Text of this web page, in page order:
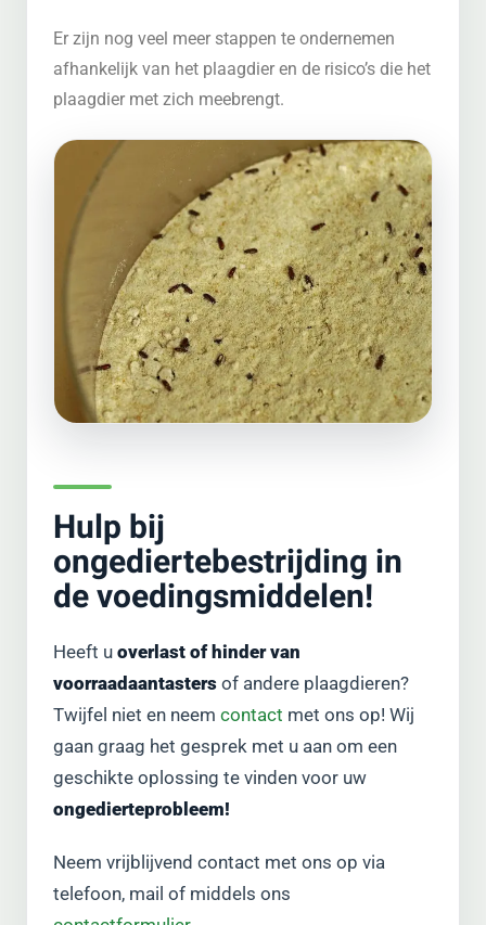
Er zijn nog veel meer stappen te ondernemen
afhankelijk van het plaagdier en de risico’s die het
plaagdier met zich meebrengt.
Hulp bij
ongediertebestrijding in
de voedingsmiddelen!
Heeft u overlast of hinder van
voorraadaantasters of andere plaagdieren?
Twijfel niet en neem contact met ons op! Wij
gaan graag het gesprek met u aan om een
geschikte oplossing te vinden voor uw
ongedierteprobleem!
Neem vrijblijvend contact met ons op via
telefoon, mail of middels ons